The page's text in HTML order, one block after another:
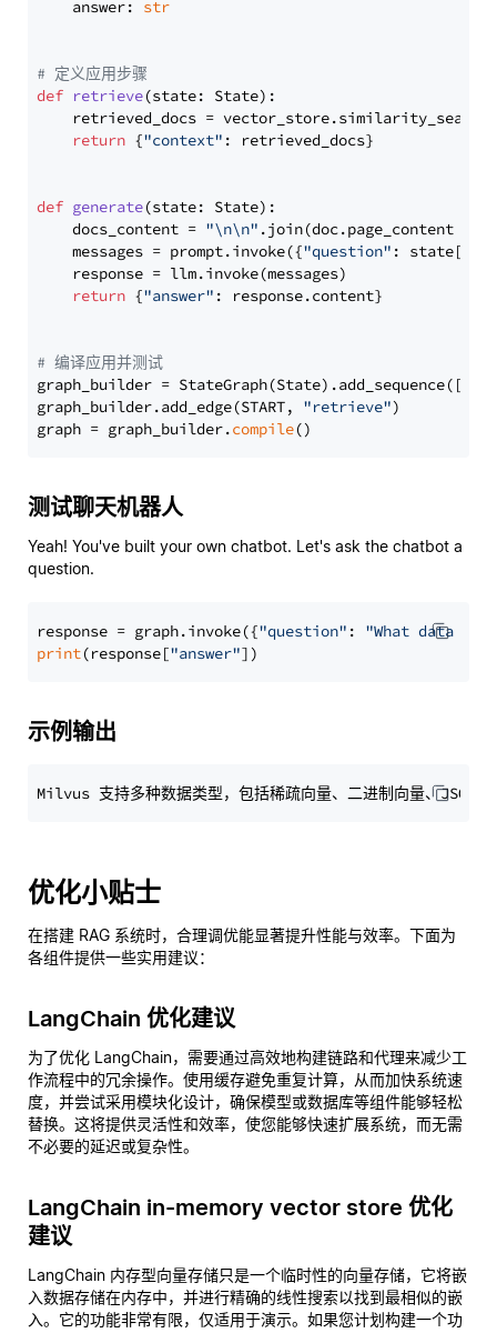
    answer:
str
# 定义应用步骤
def retrieve(state: State):
retrieved_docs =
return {"context" : retrieved_docs}
def generate(state: State):
    docs_content =
"\n\n" .join(doc.page_content
    messages = prompt.invoke({
"question" : state[
    response = llm.invoke(messages)
return {"answer" : response.content}
# 编译应用并测试
graph_builder =
graph_builder.add_edge(START, "retrieve")
graph = graph_builder.compile
测试聊天机器人
Yeah! You've built your own chatbot. Let's ask the chatbot a
question.
response = graph.invoke({"question" : "What data
print(response["answer"
示例输出
优化小贴士
在搭建 RAG 系统时，合理调优能显著提升性能与效率。下面为
各组件提供一些实用建议：
LangChain 优化建议
为了优化 LangChain，需要通过高效地构建链路和代理来减少工
作流程中的冗余操作。使用缓存避免重复计算，从而加快系统速
度，并尝试采用模块化设计，确保模型或数据库等组件能够轻松
替换。这将提供灵活性和效率，使您能够快速扩展系统，而无需
不必要的延迟或复杂性。
LangChain in-memory vector store 优化
建议
LangChain 内存型向量存储只是一个临时性的向量存储，它将嵌
入数据存储在内存中，并进行精确的线性搜索以找到最相似的嵌
入。它的功能非常有限，仅适用于演示。如果您计划构建一个功